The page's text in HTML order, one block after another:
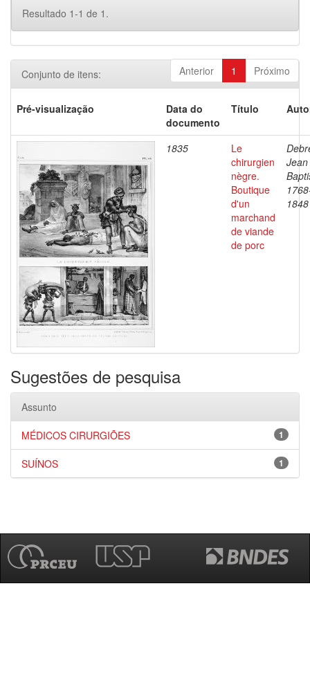
Resultado 1-1 de 1.
Anterior 1 Próximo
Conjunto de itens:
Pré-visualização
Data do
documento
Título
1835
Le
chirurgien
nègre.
Boutique
d'un
marchand
de viande
de porc
Jean
1848
Sugestões de pesquisa
Assunto
1
MÉDICOS CIRURGIÕES
1
SUÍNOS